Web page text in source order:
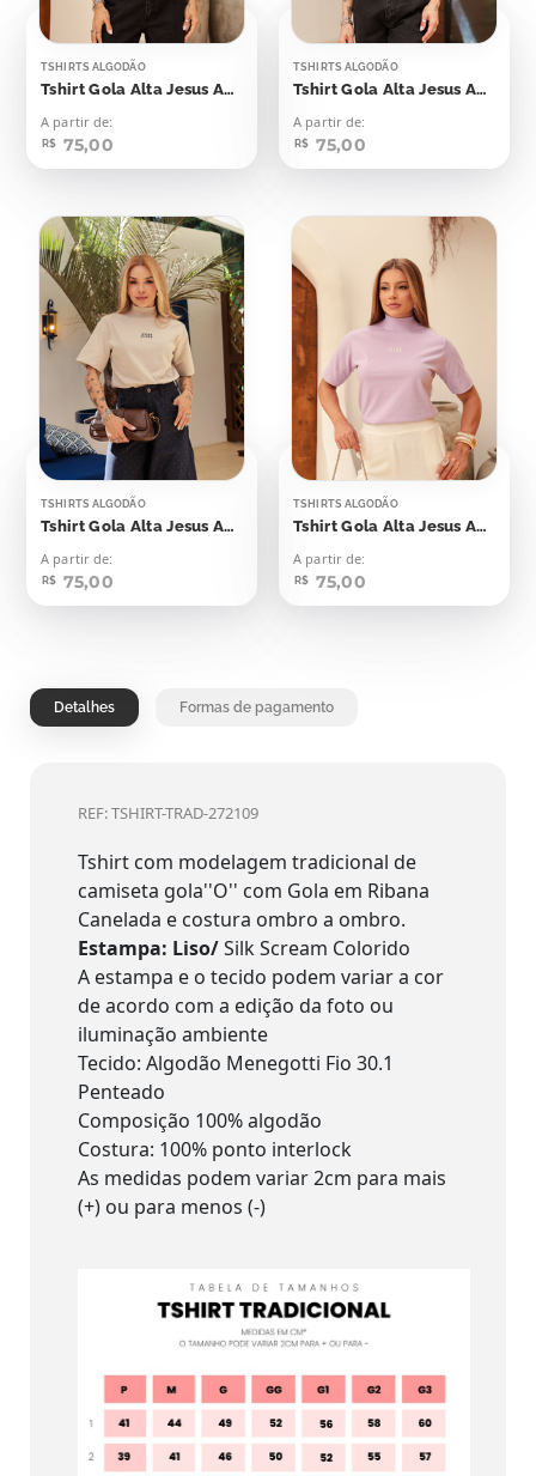
TSHIRTS ALGODÃO
Tshirt Gola Alta Jesus Aplicação
A partir de:
R$ 75,00
TSHIRTS ALGODÃO
Tshirt Gola Alta Jesus Aplicação
A partir de:
R$ 75,00
TSHIRTS ALGODÃO
Tshirt Gola Alta Jesus Aplicação
A partir de:
R$ 75,00
TSHIRTS ALGODÃO
Tshirt Gola Alta Jesus Aplicação
A partir de:
R$ 75,00
Detalhes Formas de pagamento
REF: TSHIRT-TRAD-272109
Tshirt com modelagem tradicional de
camiseta gola''O'' com Gola em Ribana
Canelada e costura ombro a ombro.
Estampa: Liso/Silk Scream Colorido
A estampa e o tecido podem variar a cor
de acordo com a edição da foto ou
iluminação ambiente
Tecido: Algodão Menegotti Fio 30.1
Penteado
Composição 100% algodão
Costura: 100% ponto interlock
As medidas podem variar 2cm para mais
(+) ou para menos (-)